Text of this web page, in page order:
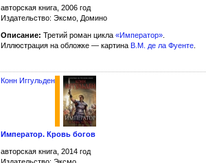
авторская книга, 2006 год
Издательство: Эксмо, Домино
Описание: Третий роман цикла «Император»
Иллюстрация на обложке — картина В.М. де ла Фуенте
Конн Иггульден
Император. Кровь богов
авторская книга, 2014 год